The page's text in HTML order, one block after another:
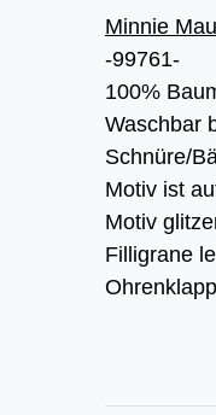
Minnie
-99761-
100%
Waschbar
Schnüre/
Motiv ist
Motiv
Filligrane